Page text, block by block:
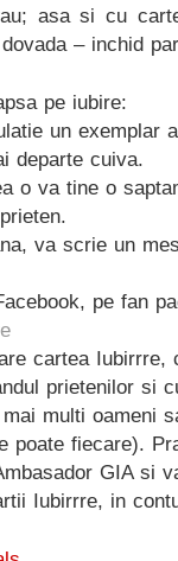
asa si cu
– inchid
pe iubire:
un exemplar
departe cuiva.
o va tine o
va scrie un
pe fan
cartea Iubirrre,
prietenilor si
multi oameni
poate fiecare).
GIA si
Iubirrre, in